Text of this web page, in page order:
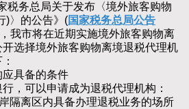
税务总局关于发布〈境外旅客购物
)〉的公告》(国家税务总局公告
我市将在近期实施境外旅客购物离
选择境外旅客购物离境退税代理机
具备的条件
可以申请成为退税代理机构：
离区内具备办理退税业务的场所